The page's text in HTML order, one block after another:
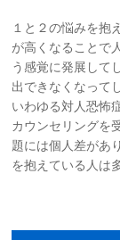
１と２の悩みを抱
が高くなることで
う感覚に発展して
出できなくなって
いわゆる対人恐怖
カウンセリングを
題には個人差があ
を抱えている人は